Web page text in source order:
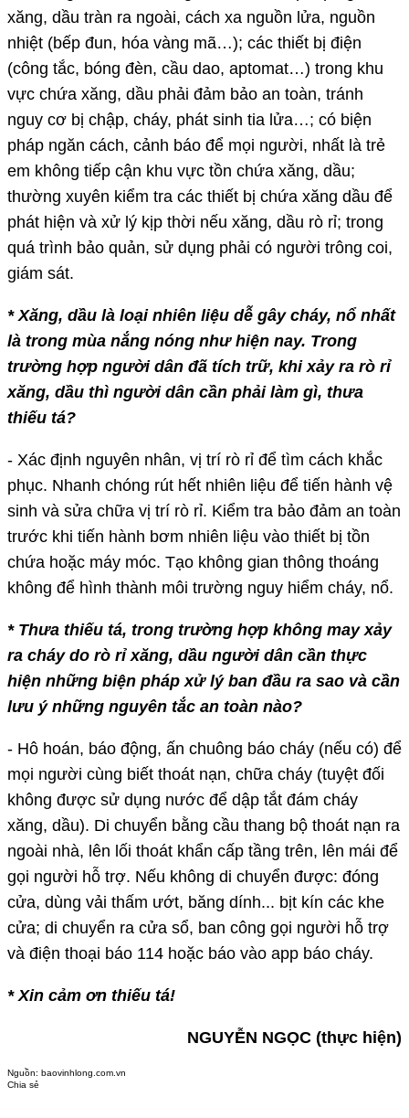
xăng, dầu tràn ra ngoài, cách xa nguồn lửa, nguồn
nhiệt (bếp đun, hóa vàng mã…); các thiết bị điện
(công tắc, bóng đèn, cầu dao, aptomat…) trong khu
vực chứa xăng, dầu phải đảm bảo an toàn, tránh
nguy cơ bị chập, cháy, phát sinh tia lửa…; có biện
pháp ngăn cách, cảnh báo để mọi người, nhất là trẻ
em không tiếp cận khu vực tồn chứa xăng, dầu;
thường xuyên kiểm tra các thiết bị chứa xăng dầu để
phát hiện và xử lý kịp thời nếu xăng, dầu rò rỉ; trong
quá trình bảo quản, sử dụng phải có người trông coi,
giám sát.
* Xăng, dầu là loại nhiên liệu dễ gây cháy, nổ nhất
là trong mùa nắng nóng như hiện nay. Trong
trường hợp người dân đã tích trữ, khi xảy ra rò rỉ
xăng, dầu thì người dân cần phải làm gì, thưa
thiếu tá?
- Xác định nguyên nhân, vị trí rò rỉ để tìm cách khắc
phục. Nhanh chóng rút hết nhiên liệu để tiến hành vệ
sinh và sửa chữa vị trí rò rỉ. Kiểm tra bảo đảm an toàn
trước khi tiến hành bơm nhiên liệu vào thiết bị tồn
chứa hoặc máy móc. Tạo không gian thông thoáng
không để hình thành môi trường nguy hiểm cháy, nổ.
* Thưa thiếu tá, trong trường hợp không may xảy
ra cháy do rò rỉ xăng, dầu người dân cần thực
hiện những biện pháp xử lý ban đầu ra sao và cần
lưu ý những nguyên tắc an toàn nào?
- Hô hoán, báo động, ấn chuông báo cháy (nếu có) để
mọi người cùng biết thoát nạn, chữa cháy (tuyệt đối
không được sử dụng nước để dập tắt đám cháy
xăng, dầu). Di chuyển bằng cầu thang bộ thoát nạn ra
ngoài nhà, lên lối thoát khẩn cấp tầng trên, lên mái để
gọi người hỗ trợ. Nếu không di chuyển được: đóng
cửa, dùng vải thấm ướt, băng dính... bịt kín các khe
cửa; di chuyển ra cửa sổ, ban công gọi người hỗ trợ
và điện thoại báo 114 hoặc báo vào app báo cháy.
* Xin cảm ơn thiếu tá!
NGUYỄN NGỌC (thực hiện)
Nguồn: baovinhlong.com.vn
Chia sẻ